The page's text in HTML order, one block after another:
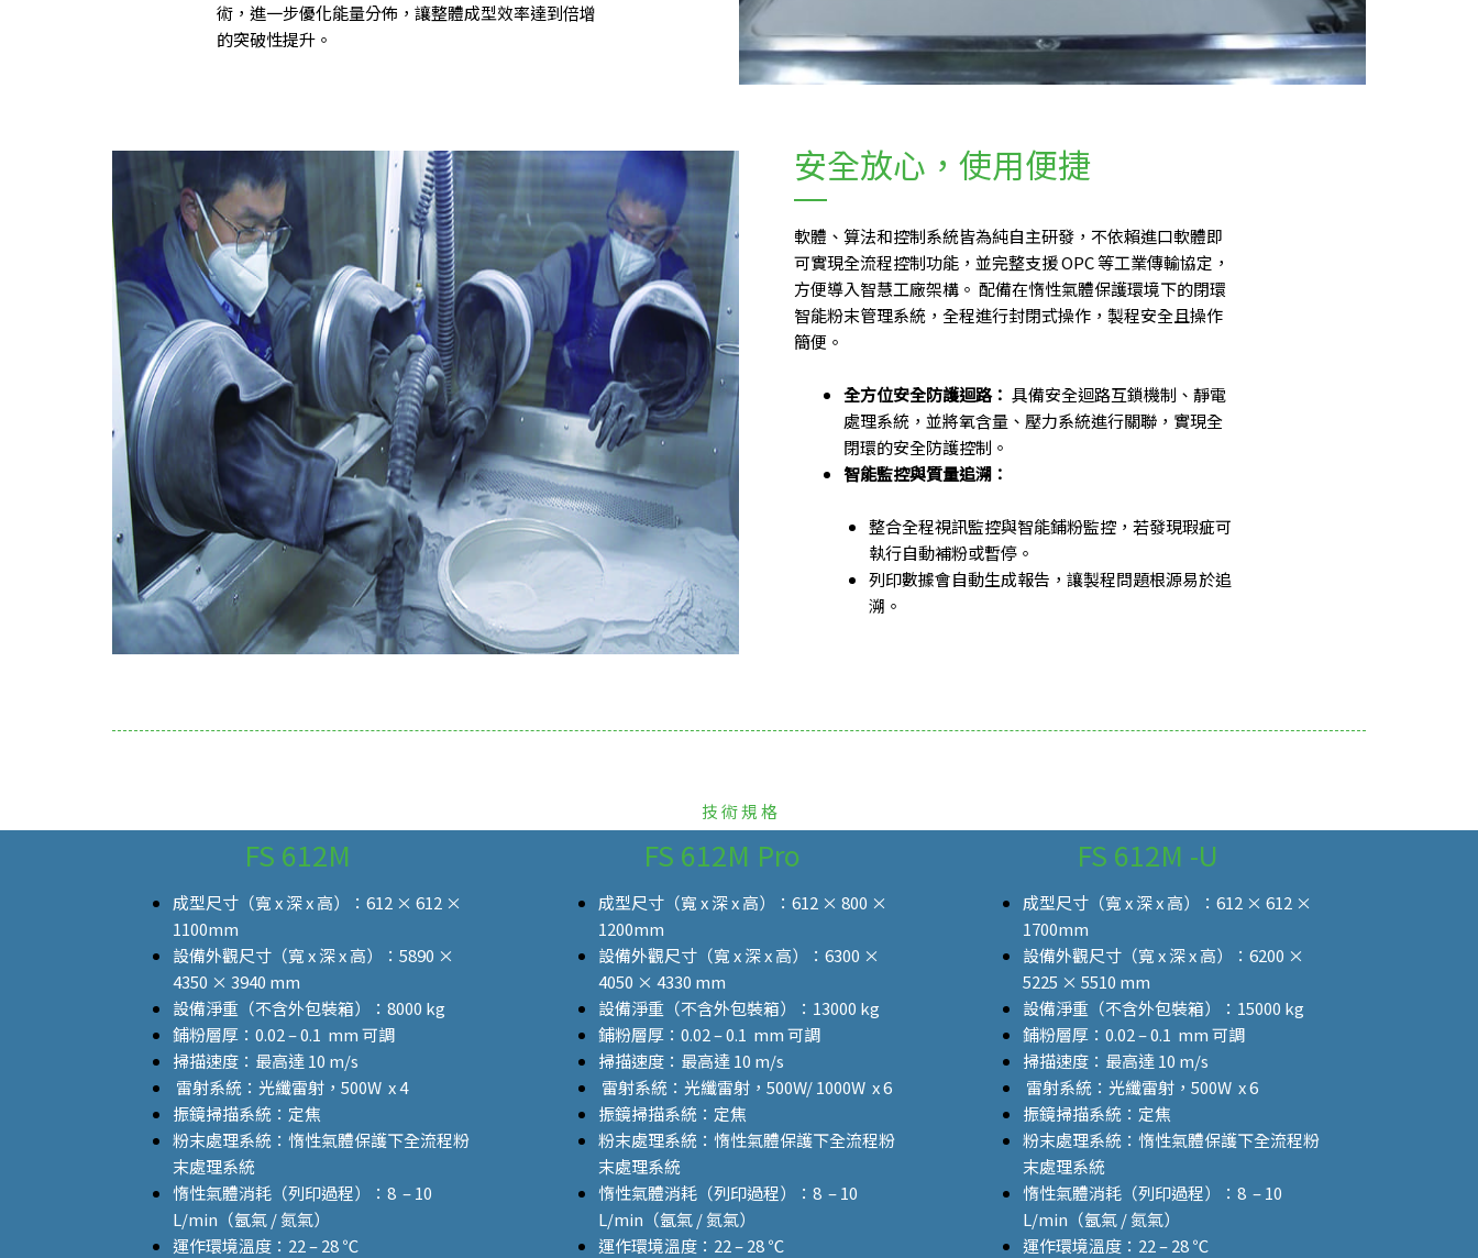
術，進一步優化能量分佈，讓整體成型效率達到倍增
的突破性提升。
安全放心，使用便捷
軟體、算法和控制系統皆為純自主研發，不依賴進口軟體即
可實現全流程控制功能，並完整支援 OPC 等工業傳輸協定，
方便導入智慧工廠架構。 配備在惰性氣體保護環境下的閉環
智能粉末管理系統，全程進行封閉式操作，製程安全且操作
簡便。
全方位安全防護迴路： 具備安全迴路互鎖機制、靜電
處理系統，並將氧含量、壓力系統進行關聯，實現全
閉環的安全防護控制。
智能監控與質量追溯：
整合全程視訊監控與智能鋪粉監控，若發現瑕疵可
執行自動補粉或暫停。
列印數據會自動生成報告，讓製程問題根源易於追
溯。
技 術 規 格
FS 612M
成型尺寸（寬 x 深 x 高）：612 × 612 ×
1100mm
設備外觀尺寸（寬 x 深 x 高）：5890 ×
4350 × 3940 mm
設備淨重（不含外包裝箱）：8000 kg
鋪粉層厚： 0.02 – 0.1 mm可調
掃描速度：最高達10 m/s
雷射系統：光纖雷射，500W x 4
振鏡掃描系統：定焦
粉末處理系統：惰性氣體保護下全流程粉
末處理系統
惰性氣體消耗（列印過程）：8 – 10
L/min（氬氣 / 氮氣）
運作環境溫度： 22 – 28 ℃
FS 612M Pro
成型尺寸（寬 x 深 x 高）：612 × 800 ×
1200mm
設備外觀尺寸（寬 x 深 x 高）：6300 ×
4050 × 4330 mm
設備淨重（不含外包裝箱）：13000 kg
鋪粉層厚： 0.02 – 0.1 mm可調
掃描速度：最高達10 m/s
雷射系統：光纖雷射，500W/1000W x 6
振鏡掃描系統：定焦
粉末處理系統：惰性氣體保護下全流程粉
末處理系統
惰性氣體消耗（列印過程）：8 – 10
L/min（氬氣 / 氮氣）
運作環境溫度： 22 – 28 ℃
FS 612M -U
成型尺寸（寬 x 深 x 高）：612 × 612 ×
1700mm
設備外觀尺寸（寬 x 深 x 高）：6200 ×
5225 × 5510 mm
設備淨重（不含外包裝箱）：15000 kg
鋪粉層厚：0.02 – 0.1 mm可調
掃描速度：最高達10 m/s
雷射系統：光纖雷射，500W x 6
振鏡掃描系統：定焦
粉末處理系統：惰性氣體保護下全流程粉
末處理系統
惰性氣體消耗（列印過程）：8 – 10
L/min（氬氣 / 氮氣）
運作環境溫度： 22 – 28 ℃